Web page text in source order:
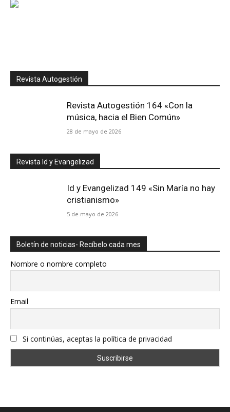
Revista Autogestión
Revista Autogestión 164 «Con la
música, hacia el Bien Común»
28 de mayo de 2026
Revista Id y Evangelizad
Id y Evangelizad 149 «Sin María no hay
cristianismo»
5 de mayo de 2026
Boletín de noticias- Recíbelo cada mes
Nombre o nombre completo
Email
Si continúas, aceptas la política de privacidad